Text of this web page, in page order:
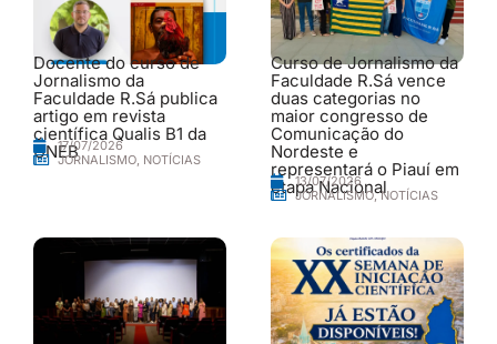
Docente do curso de
Jornalismo da
Faculdade R.Sá publica
artigo em revista
científica Qualis B1 da
UNEB17/07/2026
JORNALISMO, NOTÍCIAS
Curso de Jornalismo da
Faculdade R.Sá vence
duas categorias no
maior congresso de
Comunicação do
Nordeste e
representará o Piauí em
etapa Nacional
13/07/2026
JORNALISMO,NOTÍCIAS